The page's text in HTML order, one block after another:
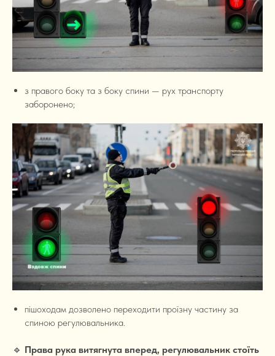
з правого боку та з боку спини — рух транспорту
заборонено;
пішоходам дозволено переходити проїзну частину за
спиною регулювальника.
🔹 Права рука витягнута вперед, регулювальник стоїть